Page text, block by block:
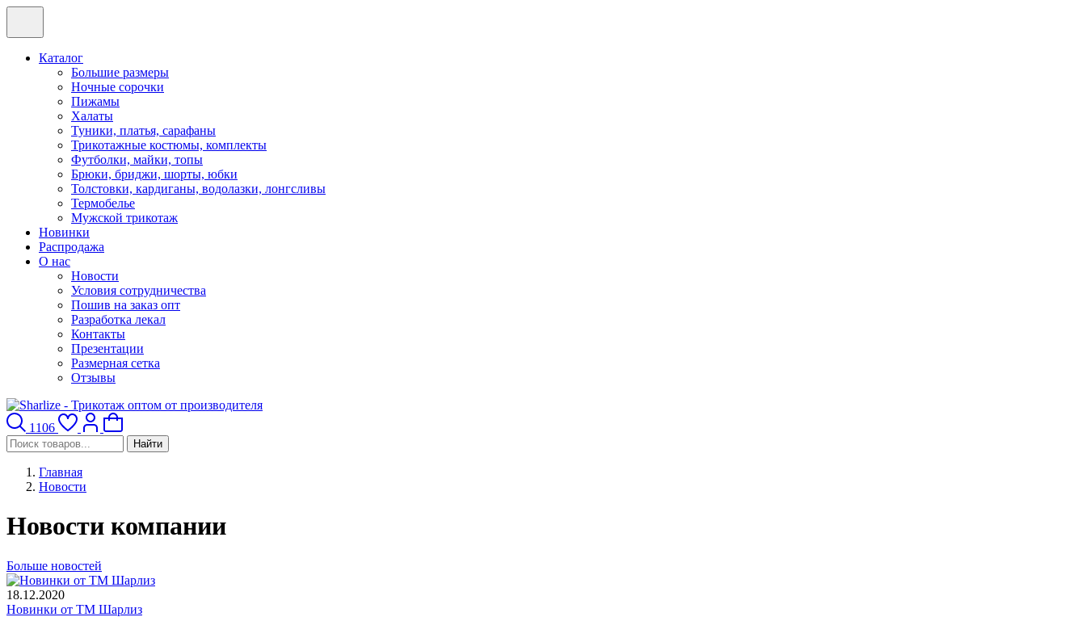
Каталог
Большие размеры
Ночные сорочки
Пижамы
Халаты
Туники, платья, сарафаны
Трикотажные костюмы, комплекты
Футболки, майки, топы
Брюки, бриджи, шорты, юбки
Толстовки, кардиганы, водолазки, лонгсливы
Термобелье
Мужской трикотаж
Новинки
Распродажа
О нас
Новости
Условия сотрудничества
Пошив на заказ опт
Разработка лекал
Контакты
Презентации
Размерная сетка
Отзывы
1106
Найти
Главная
Новости
Новости компании
Больше новостей
18.12.2020
Новинки от ТМ Шарлиз